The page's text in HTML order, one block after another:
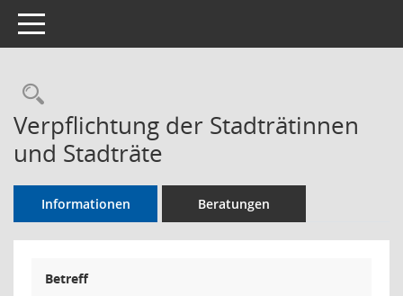
Toggle navigation
Rechercheauswahl
Verpflichtung der Stadträtinnen
und Stadträte
Informationen Beratungen
Betreff